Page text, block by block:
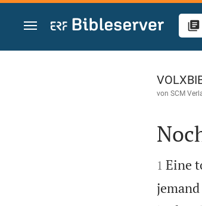
Zum Inhalt springen
von SCM


1 Eine